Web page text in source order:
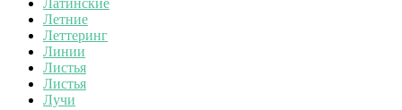
Летние
Леттеринг
Линии
Листья
Листья
Лучи